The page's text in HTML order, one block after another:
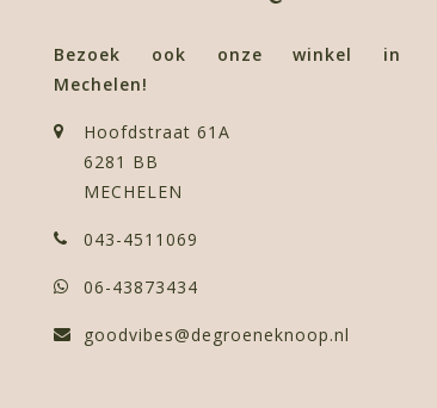
Bezoek ook onze winkel in
Mechelen!
Hoofdstraat 61A
6281 BB
MECHELEN
043-4511069
06-43873434
goodvibes@degroeneknoop.nl